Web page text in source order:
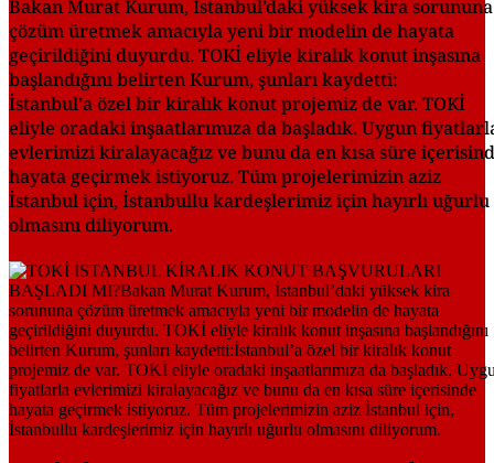
Bakan Murat Kurum, İstanbul’daki yüksek kira sorununa
çözüm üretmek amacıyla yeni bir modelin de hayata
geçirildiğini duyurdu. TOKİ eliyle kiralık konut inşasına
başlandığını belirten Kurum, şunları kaydetti:
İstanbul’a özel bir kiralık konut projemiz de var. TOKİ
eliyle oradaki inşaatlarımıza da başladık. Uygun
evlerimizi kiralayacağız ve bunu da en kısa süre
hayata geçirmek istiyoruz. Tüm projelerimizin aziz
İstanbul için, İstanbullu kardeşlerimiz için hayırlı uğurlu
olmasını diliyorum.